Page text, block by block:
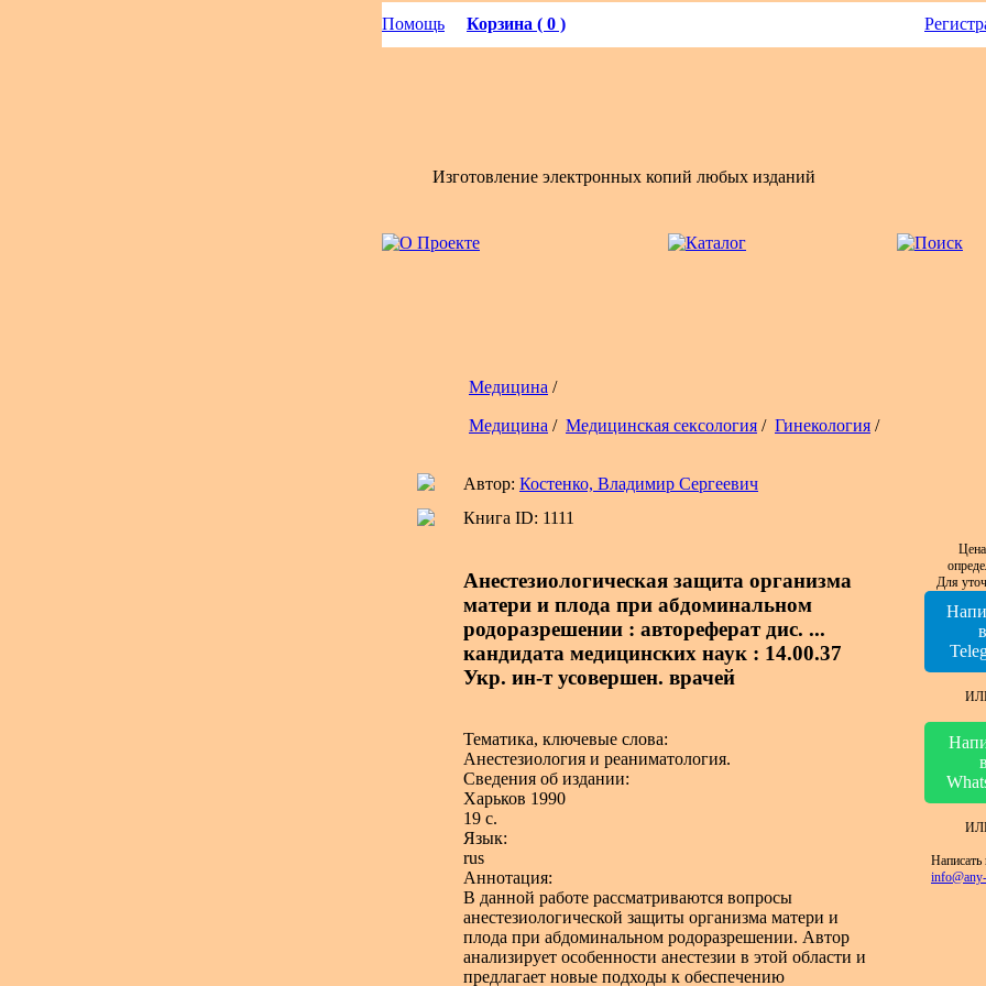
Помощь Корзина ( 0 )
Изготовление электронных копий любых изданий
Медицина /
Медицина / Медицинская сексология / Гинекология /
Автор: Костенко, Владимир Сергеевич
Книга ID: 1111
Анестезиологическая защита организма
матери и плода при абдоминальном
родоразрешении : автореферат дис. ...
кандидата медицинских наук : 14.00.37
Укр. ин-т усовершен. врачей
Тематика, ключевые слова:
Анестезиология и реаниматология.
Сведения об издании:
Харьков 1990
19 с.
Язык:
rus
Аннотация:
В данной работе рассматриваются вопросы
анестезиологической защиты организма матери и
плода при абдоминальном родоразрешении. Автор
анализирует особенности анестезии в этой области и
предлагает новые подходы к обеспечению
Для
в
в
Написать